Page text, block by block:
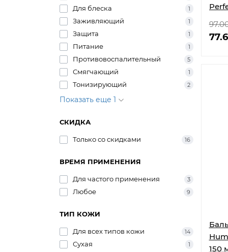
Для блеска 1
Заживляющий 1
Защита 1
Питание 1
Противовоспалительный 5
Смягчающий 1
Тонизирующий 2
Показать еще 1
СКИДКА
Только со cкидками 16
ВРЕМЯ ПРИМЕНЕНИЯ
Для частого применения 3
Любое 9
ТИП КОЖИ
Для всех типов кожи 14
Сухая 1
150